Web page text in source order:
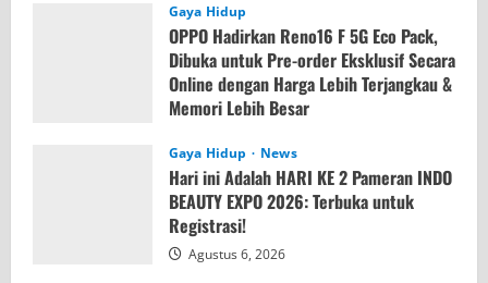
Gaya Hidup
OPPO Hadirkan Reno16 F 5G Eco Pack,
Dibuka untuk Pre-order Eksklusif Secara
Online dengan Harga Lebih Terjangkau &
Memori Lebih Besar
Gaya Hidup
News
Hari ini Adalah HARI KE 2 Pameran INDO
BEAUTY EXPO 2026: Terbuka untuk
Registrasi!
Agustus 6, 2026